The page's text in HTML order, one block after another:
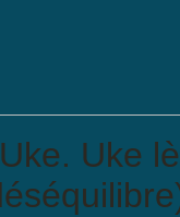
Uke